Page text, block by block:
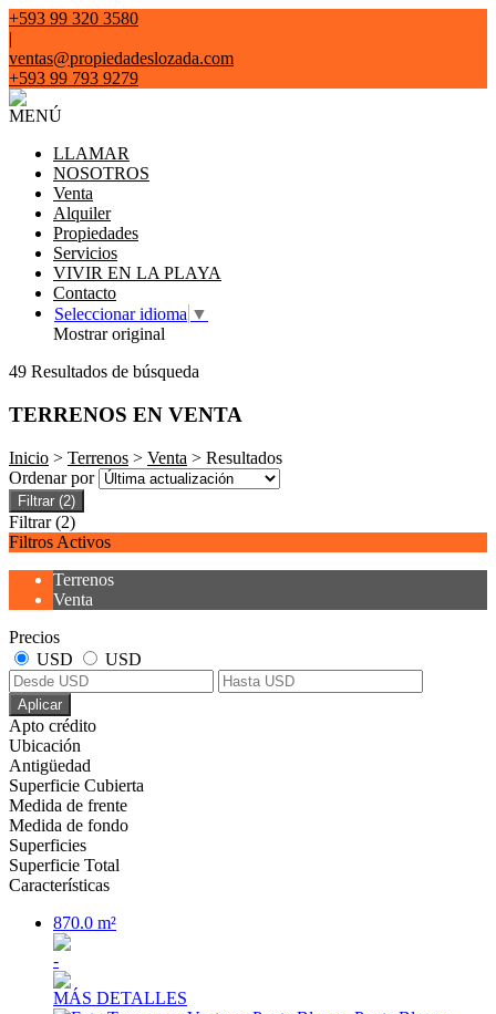
+593 99 320 3580
|
ventas@propiedadeslozada.com
+593 99 793 9279
MENÚ
LLAMAR
NOSOTROS
Venta
Alquiler
Propiedades
Servicios
VIVIR EN LA PLAYA
Contacto
Seleccionar idioma ▼
Mostrar original
49 Resultados de búsqueda
TERRENOS EN VENTA
Inicio > Terrenos > Venta > Resultados
Ordenar por
Filtrar (2)
Filtrar (2)
Filtros Activos
Terrenos
Venta
Precios
USD
USD
Aplicar
Apto crédito
Ubicación
Antigüedad
Superficie Cubierta
Medida de frente
Medida de fondo
Superficies
Superficie Total
Características
870.0 m²
-
MÁS DETALLES